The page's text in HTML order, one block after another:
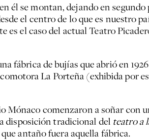
él se montan, dejando en
el centro de lo que es nuestro
es el caso del actual Teatro
fábrica de bujías que abrió en
La Porteña (exhibida por
comenzaron a soñar con
disposición tradicional del teatro a
antaño fuera aquella fábrica.